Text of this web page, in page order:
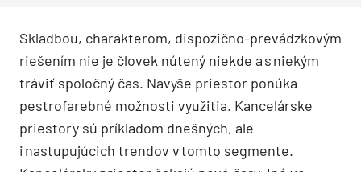
Skladbou, charakterom, dispozično-prevádzkovým
riešením nie je človek nútený niekde a s niekým
tráviť spoločný čas. Navyše priestor ponúka
pestrofarebné možnosti využitia. Kancelárske
priestory sú príkladom dnešných, ale
i nastupujúcich trendov v tomto segmente.